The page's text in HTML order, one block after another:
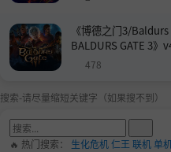
《博德之门3/
BALDURS GATE 3》
8727-Build 24532579
478
搜索-请尽量缩短关键字（如果搜不到）
🔥 热门搜索： 生化危机仁王 联机单